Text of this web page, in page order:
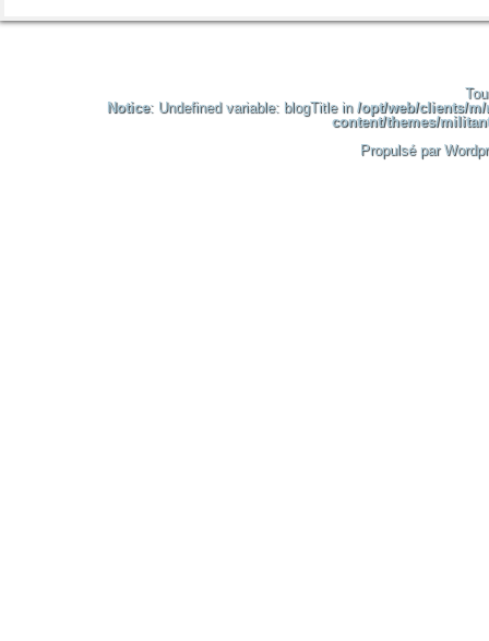
Notice: Undefined variable: blogTitle in /opt/web/clients/
content/themes/
Propulsé par